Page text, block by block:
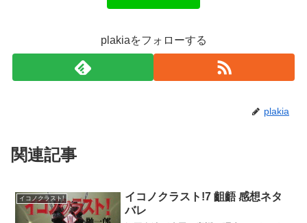
plakiaをフォローする
plakia
関連記事
イコノクラスト!
イコノクラスト!7 齟齬 感想ネタ
バレ